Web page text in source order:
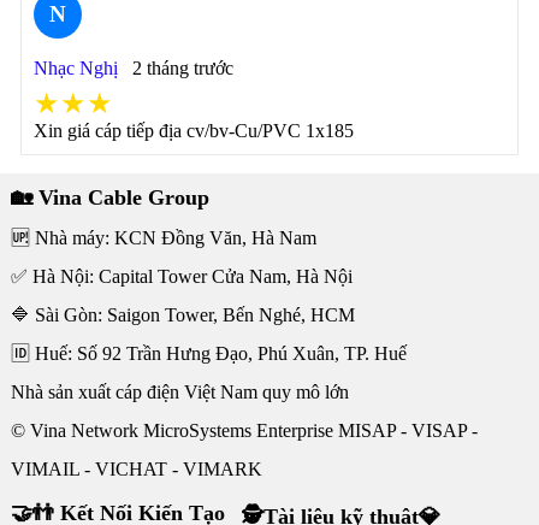
N
Nhạc Nghị 2 tháng trước
★★★
Xin giá cáp tiếp địa cv/bv-Cu/PVC 1x185
🏡 Vina Cable Group
🆙 Nhà máy: KCN Đồng Văn, Hà Nam
✅ Hà Nội: Capital Tower Cửa Nam, Hà Nội
🔷 Sài Gòn: Saigon Tower, Bến Nghé, HCM
🆔 Huế: Số 92 Trần Hưng Đạo, Phú Xuân, TP. Huế
Nhà sản xuất cáp điện Việt Nam quy mô lớn
© Vina Network MicroSystems Enterprise MISAP - VISAP -
VIMAIL - VICHAT - VIMARK
🤝👬 Kết Nối Kiến Tạo 🕵Tài liệu kỹ thuật💎